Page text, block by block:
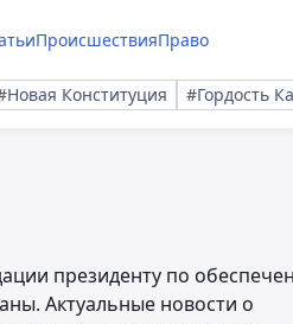
ПроисшествияПраво
Конституция #Гордость
президенту по
Актуальные новости о